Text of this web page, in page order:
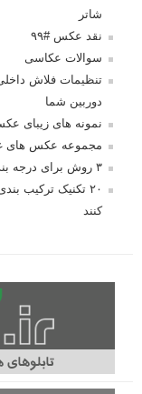
شاتر
نقد عکس #۹۹
سوالات عکاسی
تنظیمات فلاش
دوربین شما
نمونه های زیبای
مجموعه عکس های
۳ روش برای درجه بندی و تنظیم دقیق رنگ در فتوشاپ
۲۰ تکنیک ترکیب
کنند